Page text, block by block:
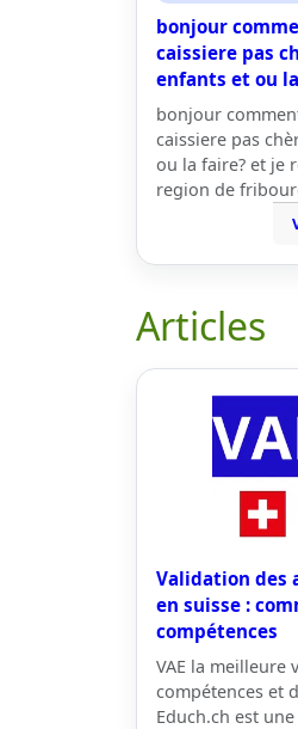
bonjour
caissiere pas
enfants et ou
bonjour
caissiere pas
ou la faire? et je
region de
Articles
Validation des
en suisse :
compétences
VAE la meilleure
compétences et
Educh.ch est